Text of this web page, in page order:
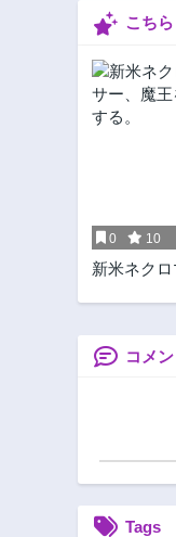
こち
0 10
新米ネクロ
コメン
Tags